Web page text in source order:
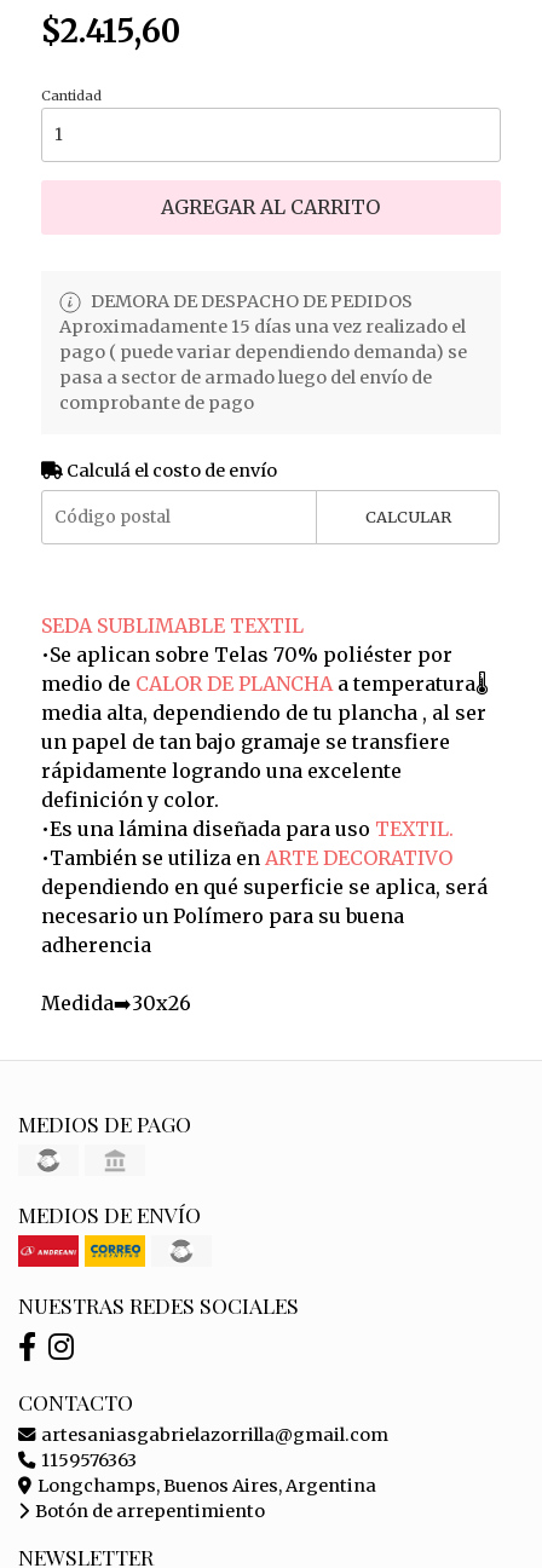
$2.415,60
Cantidad
AGREGAR AL CARRITO
DEMORA DE DESPACHO DE PEDIDOS
Aproximadamente 15 días una vez realizado el
pago ( puede variar dependiendo demanda) se
pasa a sector de armado luego del envío de
comprobante de pago
Calculá el costo de envío
CALCULAR
SEDA SUBLIMABLE TEXTIL
•Se aplican sobre Telas 70% poliéster por
medio de CALOR DE PLANCHA a temperatura🌡️
media alta, dependiendo de tu plancha , al ser
un papel de tan bajo gramaje se transfiere
rápidamente logrando una excelente
definición y color.
•Es una lámina diseñada para uso TEXTIL.
•También se utiliza en ARTE DECORATIVO
dependiendo en qué superficie se aplica, será
necesario un Polímero para su buena
adherencia
Medida➡️30x26
MEDIOS DE PAGO
MEDIOS DE ENVÍO
NUESTRAS REDES SOCIALES
CONTACTO
artesaniasgabrielazorrilla@gmail.com
1159576363
Longchamps, Buenos Aires, Argentina
Botón de arrepentimiento
NEWSLETTER